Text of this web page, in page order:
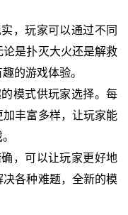
，玩家可以通过不同
是扑灭大火还是解救
的游戏体验。
模式供玩家选择。每
丰富多样，让玩家能
，可以让玩家更好地
各种难题，全新的模